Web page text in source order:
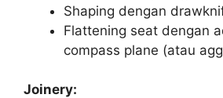
Shaping dengan
Flattening seat dengan
compass plane (atau
Joinery: